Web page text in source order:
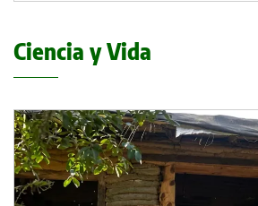
Ciencia y Vida